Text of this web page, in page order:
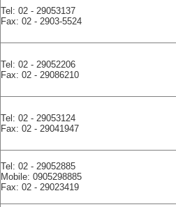
Tel: 02 - 29053137
Fax: 02 - 2903-5524
Tel: 02 - 29052206
Fax: 02 - 29086210
Tel: 02 - 29053124
Fax: 02 - 29041947
Tel: 02 - 29052885
Mobile: 0905298885
Fax: 02 - 29023419